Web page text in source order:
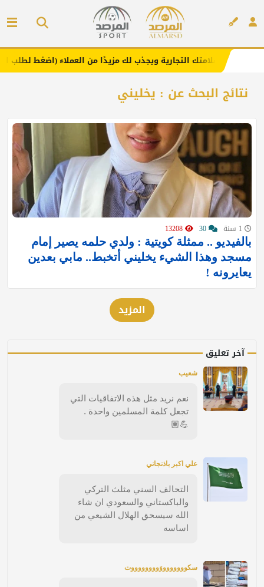
.. يعزز علامتك التجارية ويجذب لك مزيدًا من العملاء (اضغط لطلب
نتائج البحث عن : يخليني
بالفيديو .. ممثلة كويتية : ولدي حلمه يصير إمام
مسجد وهذا الشيء يخليني أتخبط.. مابي بعدين
يعايرونه !
المزيد
آخر تعليق
شعيب
نعم نريد مثل هذه الاتفاقيات التي
تجعل كلمة المسلمين واحدة .
💪🏽
علي اكبر باذنجاني
التحالف السني مثلث التركي
والباكستاني والسعودي ان شاء
الله سيسحق الهلال الشيعي من
اساسه
سكووووووووَووووووووت